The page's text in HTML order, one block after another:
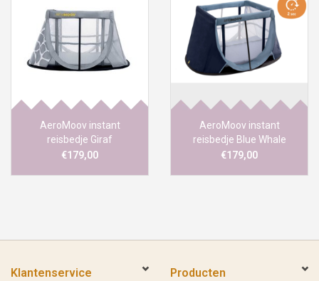
Merken
AeroMoov instant
reisbedje Giraf
€179,00
AeroMoov instant
reisbedje Blue Whale
€179,00
Klantenservice Producten